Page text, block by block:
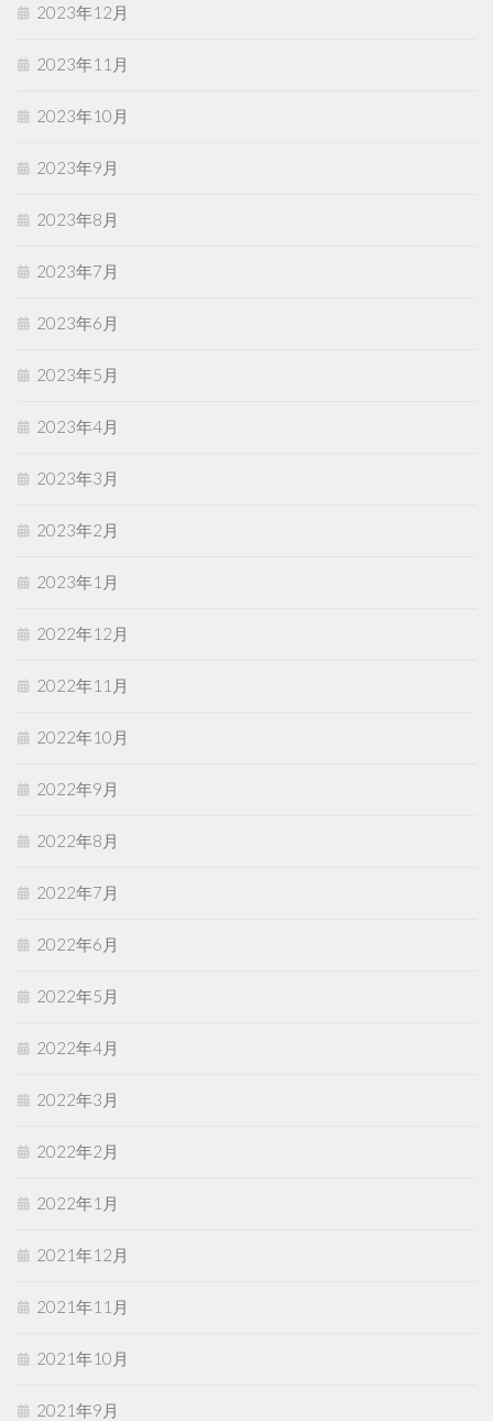
2023年12月
2023年11月
2023年10月
2023年9月
2023年8月
2023年7月
2023年6月
2023年5月
2023年4月
2023年3月
2023年2月
2023年1月
2022年12月
2022年11月
2022年10月
2022年9月
2022年8月
2022年7月
2022年6月
2022年5月
2022年4月
2022年3月
2022年2月
2022年1月
2021年12月
2021年11月
2021年10月
2021年9月